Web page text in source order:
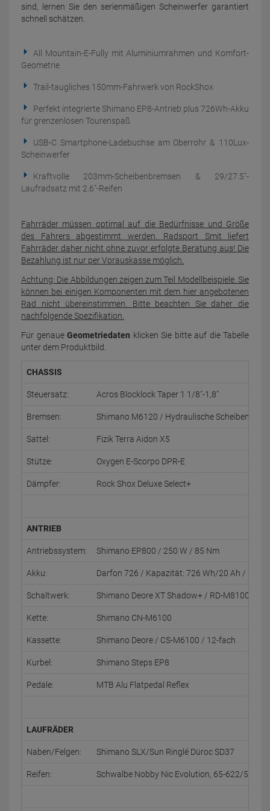
sind, lernen Sie den serien­mäßigen Scheinwerfer garantiert
schnell schätzen.
All Mountain-E-Fully mit Aluminiumrahmen und Komfort-
Geometrie
Trail-taugliches 150mm-Fahrwerk von RockShox
Perfekt integrierte Shimano EP8-Antrieb plus 726Wh-Akku
für grenzenlosen Tourenspaß
USB-C Smartphone-Ladebuchse am Oberrohr & 110Lux-
Scheinwerfer
Kraftvolle 203mm-Scheibenbremsen & 29/27.5"-
Laufradsatz mit 2.6"-Reifen
Fahrräder müssen optimal auf die Bedürfnisse und Größe
des Fahrers abgestimmt werden. Radsport Smit liefert
Fahrräder daher nicht ohne zuvor erfolgte Beratung aus! Die
Bezahlung ist nur per Vorauskasse möglich.
Achtung: Die Abbildungen zeigen zum Teil Modellbeispiele. Sie
können bei einigen Komponenten mit dem hier angebotenen
Rad nicht übereinstimmen. Bitte beachten Sie daher die
nachfolgende Spezifikation.
Für genaue Geometriedaten klicken Sie bitte auf die Tabelle
unter dem Produktbild.
CHASSIS
Steuersatz: Acros Blocklock Taper 1 1/8"-1,8"
Bremsen: Shimano M6120 / Hydraulische
Sattel: Fizik Terra Aidon X5
Stütze: Oxygen E-Scorpo DPR-E
Dämpfer: Rock Shox Deluxe Select+
ANTRIEB
Antriebssystem: Shimano EP800 / 250 W / 85 Nm
Akku: Darfon 726 / Kapazität: 726 Wh/20 Ah /
Schaltwerk: Shimano Deore XT Shadow+ / RD-M8100-
Kette: Shimano CN-M6100
Kassette: Shimano Deore / CS-M6100 / 12-fach
Kurbel: Shimano Steps EP8
Pedale: MTB Alu Flatpedal Reflex
LAUFRÄDER
Naben/Felgen: Shimano SLX/Sun Ringlé Düroc SD37
Reifen: Schwalbe Nobby Nic Evolution, 65-622/584